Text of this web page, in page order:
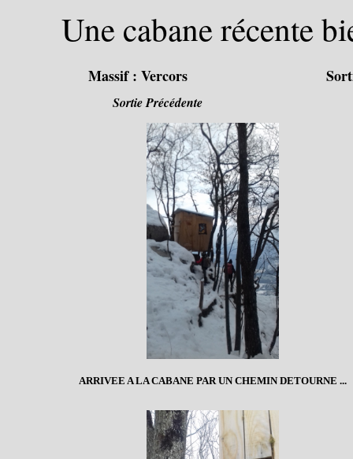
Une cabane récente
Massif : Vercors
Sortie Précédente
ARRIVEE A LA CABANE PAR UN CHEMIN DETOURNE ...